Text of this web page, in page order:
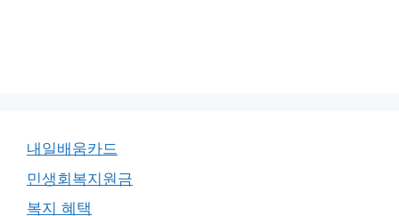
내일배움카드
민생회복지원금
복지 혜택